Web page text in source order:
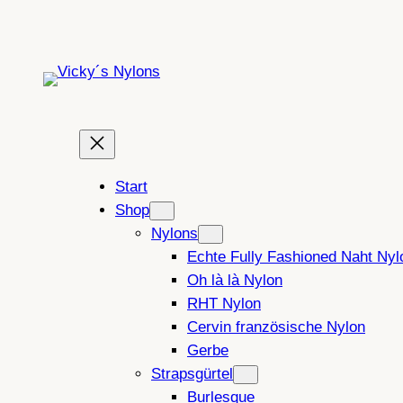
springen
Start
Shop
Nylons
Echte Fully Fashioned Naht
Oh là là Nylon
RHT Nylon
Cervin französische Nylon
Gerbe
Strapsgürtel
Burlesque